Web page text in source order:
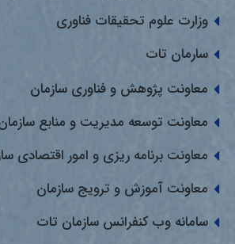
وزارت علوم تحقیقات فناوری
سارمان تات
معاونت پژوهش و فناوری سازمان
معاونت توسعه مدیریت و منابع
معاونت برنامه ریزی و امور اقتصادی
معاونت آموزش و ترویج سازمان
سامانه وب کنفرانس سازمان تات